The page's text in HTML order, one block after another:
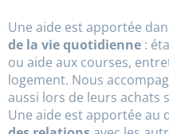
Une aide est apportée
de la vie quotidienne :
ou aide aux courses,
logement. Nous
aussi lors de leurs achats
Une aide est apportée au